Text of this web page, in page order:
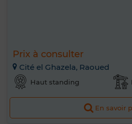
Prix à consulter
Cité el Ghazela, Raoued
Haut standing
En savoir